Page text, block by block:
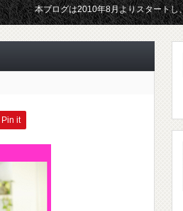
は2010年8月よりスタートし、10年目に突
月よりスタートした無料メールマガジン「勉
Pin it